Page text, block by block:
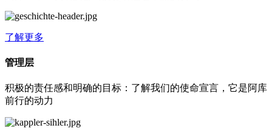
了解更多
管理层
积极的责任感和明确的目标：了解我们的使命宣言，它是阿库
前行的动力